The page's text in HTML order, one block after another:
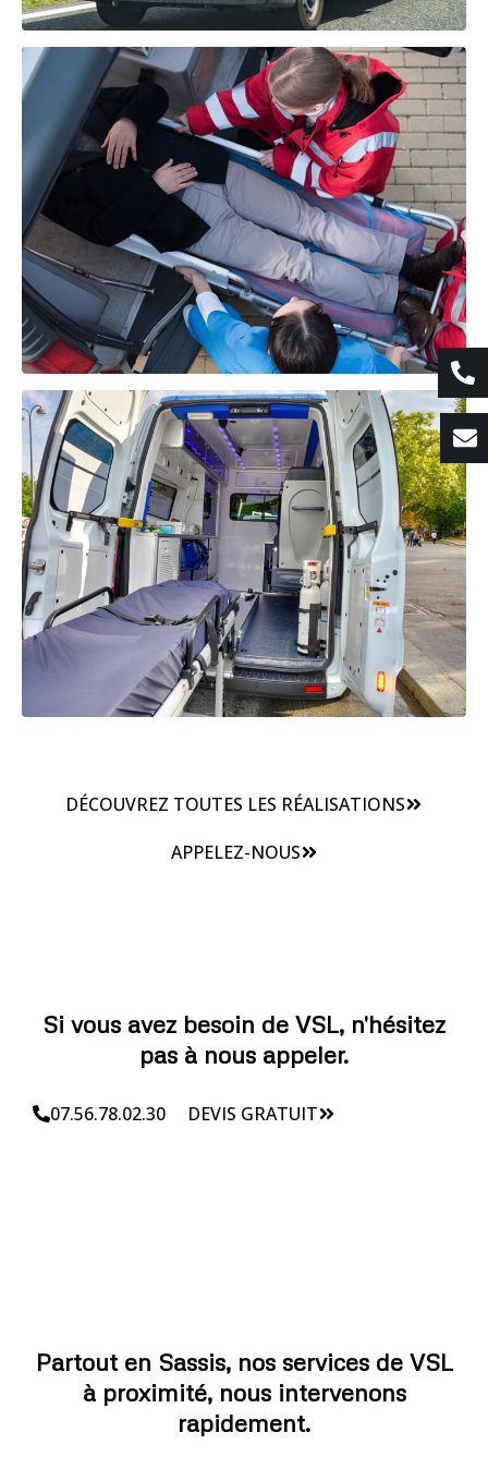
DÉCOUVREZ TOUTES LES RÉALISATIONS
APPELEZ-NOUS
Si vous avez besoin de VSL, n'hésitez
pas à nous appeler.
07.56.78.02.30 DEVIS GRATUIT
Partout en Sassis, nos services de VSL
à proximité, nous intervenons
rapidement.